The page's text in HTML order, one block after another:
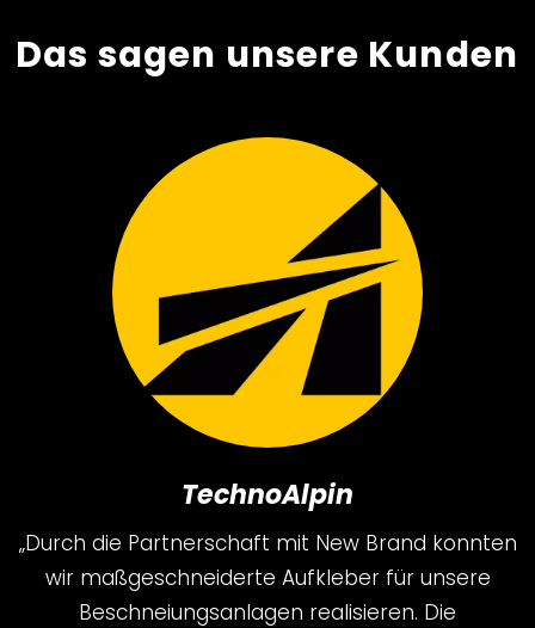
Das sagen unsere Kunden
TechnoAlpin
„Durch die Partnerschaft mit New Brand konnten
wir maßgeschneiderte Aufkleber für unsere
Beschneiungsanlagen realisieren. Die